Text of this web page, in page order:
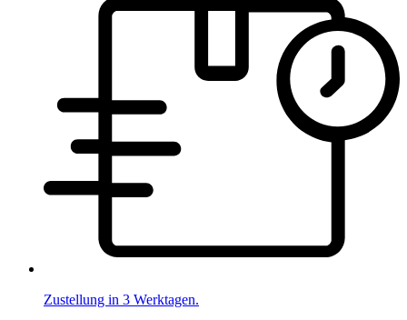
Zustellung in 3 Werktagen.